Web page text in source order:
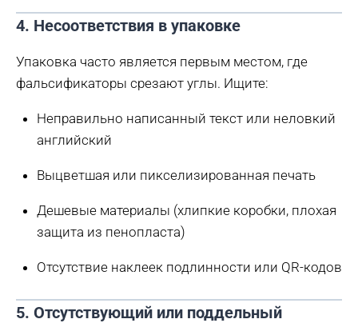
4. Несоответствия в упаковке
Упаковка часто является первым местом, где
фальсификаторы срезают углы. Ищите:
Неправильно написанный текст или неловкий
английский
Выцветшая или пикселизированная печать
Дешевые материалы (хлипкие коробки, плохая
защита из пенопласта)
Отсутствие наклеек подлинности или QR-кодов
5. Отсутствующий или поддельный